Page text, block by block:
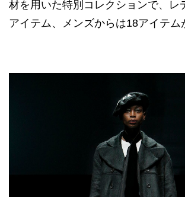
材を用いた特別コレクションで、レ
アイテム、メンズからは18アイテム